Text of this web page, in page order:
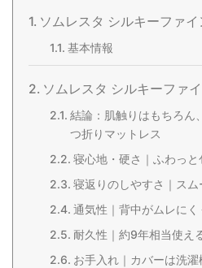
ソムレスタ シルキーファイ
基本情報
ソムレスタ シルキーファ
結論：肌触りはもちろん
つ折りマットレス
寝心地・硬さ｜ふわっ
寝返りのしやすさ｜ス
通気性｜背中がムレにく
耐久性｜約9年相当使え
お手入れ｜カバーは洗